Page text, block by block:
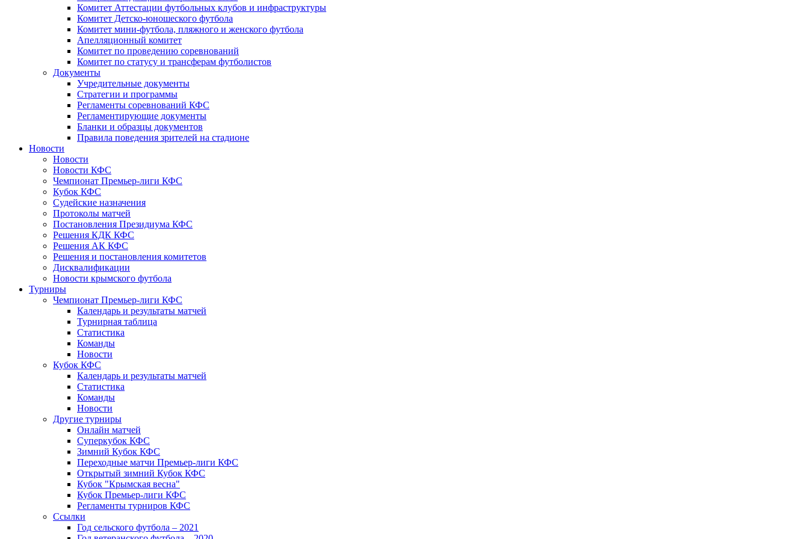
Комитет Аттестации футбольных клубов и инфраструктуры
Комитет Детско-юношеского футбола
Комитет мини-футбола, пляжного и женского футбола
Апелляционный комитет
Комитет по проведению соревнований
Комитет по статусу и трансферам футболистов
Документы
Учредительные документы
Стратегии и программы
Регламенты соревнований КФС
Регламентирующие документы
Бланки и образцы документов
Правила поведения зрителей на стадионе
Новости
Новости
Новости КФС
Чемпионат Премьер-лиги КФС
Кубок КФС
Судейские назначения
Протоколы матчей
Постановления Президиума КФС
Решения КДК КФС
Решения АК КФС
Решения и постановления комитетов
Дисквалификации
Новости крымского футбола
Турниры
Чемпионат Премьер-лиги КФС
Календарь и результаты матчей
Турнирная таблица
Статистика
Команды
Новости
Кубок КФС
Календарь и результаты матчей
Статистика
Команды
Новости
Другие турниры
Онлайн матчей
Суперкубок КФС
Зимний Кубок КФС
Переходные матчи Премьер-лиги КФС
Открытый зимний Кубок КФС
Кубок "Крымская весна"
Кубок Премьер-лиги КФС
Регламенты турниров КФС
Ссылки
Год сельского футбола – 2021